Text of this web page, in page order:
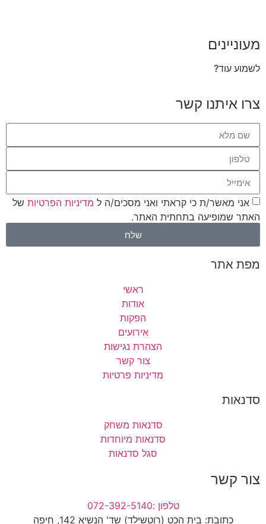
מעוניינים
לשמוע עוד?
צרו איתנו קשר
אני מאשר/ת כי קראתי ואני מסכים/ה ל מדיניות הפרטיות של
האתר שמופיעה בתחתית האתר.
שלח
מפת אתר
ראשי
אודות
הפקות
אירועים
הצהרת נגישות
צור קשר
מדיניות פרטיות
סדנאות
סדנאות משחק
סדנאות מיוחדות
סגל סדנאות
צור קשר
טלפון :072-392-5140
כתובת: בית הכט (רוטשילד) שד' הנשיא 142, חיפה